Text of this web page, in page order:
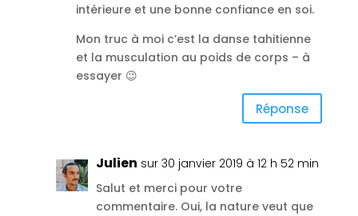
intérieure et une bonne confiance en soi.
Mon truc à moi c’est la danse tahitienne
et la musculation au poids de corps – à
essayer 😉
Réponse
Julien sur 30 janvier 2019 à 12 h 52 min
Salut et merci pour votre
commentaire. Oui, la nature veut que